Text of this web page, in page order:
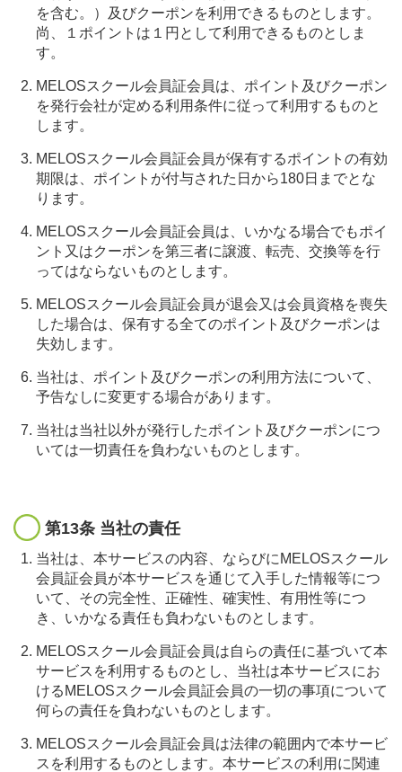
を含む。）及びクーポンを利用できるものとします。
尚、１ポイントは１円として利用できるものとしま
す。
MELOSスクール会員証会員は、ポイント及びクーポン
を発行会社が定める利用条件に従って利用するものと
します。
MELOSスクール会員証会員が保有するポイントの有効
期限は、ポイントが付与された日から180日までとな
ります。
MELOSスクール会員証会員は、いかなる場合でもポイ
ント又はクーポンを第三者に譲渡、転売、交換等を行
ってはならないものとします。
MELOSスクール会員証会員が退会又は会員資格を喪失
した場合は、保有する全てのポイント及びクーポンは
失効します。
当社は、ポイント及びクーポンの利用方法について、
予告なしに変更する場合があります。
当社は当社以外が発行したポイント及びクーポンにつ
いては一切責任を負わないものとします。
第13条 当社の責任
当社は、本サービスの内容、ならびにMELOSスクール
会員証会員が本サービスを通じて入手した情報等につ
いて、その完全性、正確性、確実性、有用性等につ
き、いかなる責任も負わないものとします。
MELOSスクール会員証会員は自らの責任に基づいて本
サービスを利用するものとし、当社は本サービスにお
けるMELOSスクール会員証会員の一切の事項について
何らの責任を負わないものとします。
MELOSスクール会員証会員は法律の範囲内で本サービ
スを利用するものとします。本サービスの利用に関連